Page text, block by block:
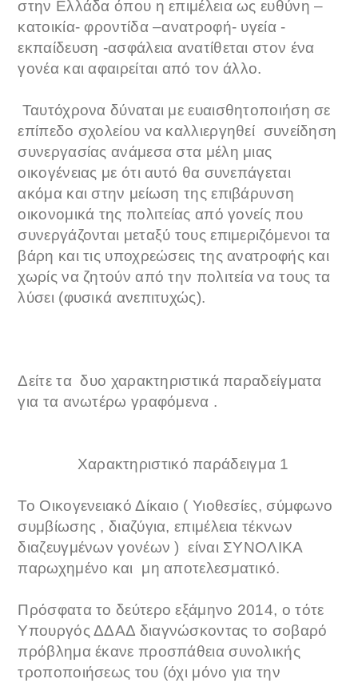
στην Ελλάδα όπου η επιμέλεια ως ευθύνη –
κατοικία- φροντίδα –ανατροφή- υγεία -
εκπαίδευση -ασφάλεια ανατίθεται στον ένα
γονέα και αφαιρείται από τον άλλο.
Ταυτόχρονα δύναται με ευαισθητοποιήση σε
επίπεδο σχολείου να καλλιεργηθεί συνείδηση
συνεργασίας ανάμεσα στα μέλη μιας
οικογένειας με ότι αυτό θα συνεπάγεται
ακόμα και στην μείωση της επιβάρυνση
οικονομικά της πολιτείας από γονείς που
συνεργάζονται μεταξύ τους επιμεριζόμενοι τα
βάρη και τις υποχρεώσεις της ανατροφής και
χωρίς να ζητούν από την πολιτεία να τους τα
λύσει (φυσικά ανεπιτυχώς).
Δείτε τα δυο χαρακτηριστικά παραδείγματα
για τα ανωτέρω γραφόμενα .
Χαρακτηριστικό παράδειγμα 1
Το Οικογενειακό Δίκαιο ( Υιοθεσίες, σύμφωνο
συμβίωσης , διαζύγια, επιμέλεια τέκνων
διαζευγμένων γονέων ) είναι ΣΥΝΟΛΙΚΑ
παρωχημένο και μη αποτελεσματικό.
Πρόσφατα το δεύτερο εξάμηνο 2014, ο τότε
Υπουργός ΔΔΑΔ διαγνώσκοντας το σοβαρό
πρόβλημα έκανε προσπάθεια συνολικής
τροποποιήσεως του (όχι μόνο για την